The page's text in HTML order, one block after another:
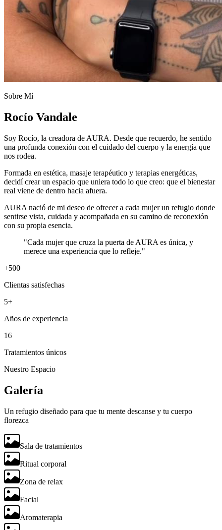
Sobre Mí
Rocío Vandale
Soy Rocío, la creadora de AURA. Desde que recuerdo, he sentido
una profunda conexión con el cuidado del cuerpo y la energía que
nos rodea.
Formada en estética, masaje terapéutico y terapias energéticas,
decidí crear un espacio que uniera todo lo que creo: que el bienestar
real viene de dentro hacia afuera.
AURA nació de mi deseo de ofrecer a cada mujer un refugio donde
sentirse vista, cuidada y acompañada en su camino de reconexión
con su propia esencia.
"Cada mujer que cruza la puerta de AURA es única, y
merece una experiencia que lo refleje."
+500
Clientas satisfechas
5+
Años de experiencia
16
Tratamientos únicos
Nuestro Espacio
Galería
Un refugio diseñado para que tu mente descanse y tu cuerpo
florezca
Sala de tratamientos
Ritual corporal
Zona de relax
Facial
Aromaterapia